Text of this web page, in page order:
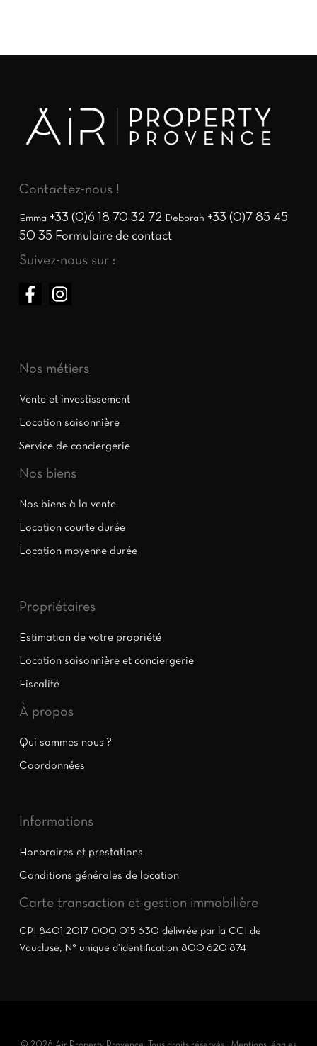
Contactez-nous !
Emma +33 (0)6 18 70 32 72 Deborah +33 (0)7 85 45
50 35 Formulaire de contact
Suivez-nous sur :
Nos métiers
Vente et investissement
Location saisonnière
Service de conciergerie
Nos biens
Nos biens à la vente
Location courte durée
Location moyenne durée
Propriétaires
Estimation de votre propriété
Location saisonnière et conciergerie
Fiscalité
À propos
Qui sommes nous ?
Coordonnées
Informations
Honoraires et prestations
Conditions générales de location
Carte transaction et gestion immobilière
CPI 8401 2017 000 015 630 délivrée par la CCI de
Vaucluse, N° unique d’identification 800 620 874